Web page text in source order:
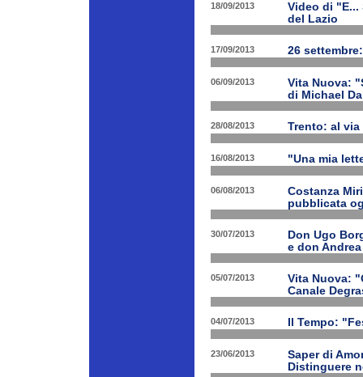
18/09/2013
Video di "E...
del Lazio
17/09/2013 26
06/09/2013
Vita Nuova:
di Michael
28/08/2013 Trento: al
16/08/2013 "Una mia
06/08/2013
Costanza
pubblicata
30/07/2013
Don Ugo
e don
05/07/2013
Vita Nuova:
Canale
04/07/2013 Il Tempo:
23/06/2013
Saper di
Distinguere